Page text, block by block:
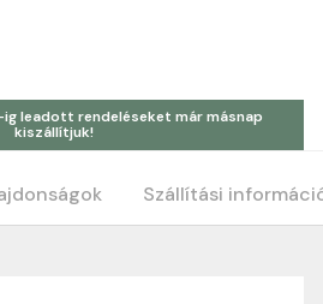
leadott rendeléseket már másnap
kiszállítjuk!
Szállítási